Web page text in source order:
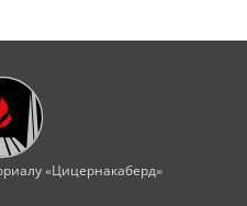
«Цицернакаберд»